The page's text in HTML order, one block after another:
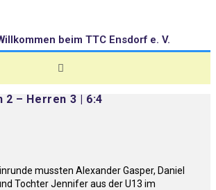
beim TTC Ensdorf e. V.
2 – Herren 3 | 6:4
mussten Alexander Gasper, Daniel
Tochter Jennifer aus der U13 im